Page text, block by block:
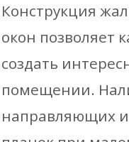
Конструкция
окон позволяет
создать
помещении.
направляющих